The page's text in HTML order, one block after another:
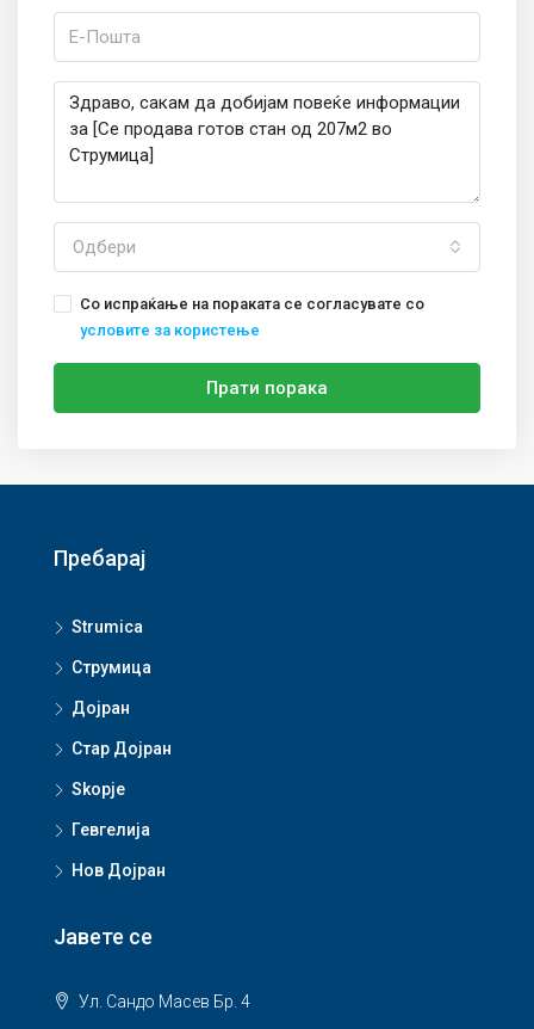
Одбери
Со испраќање на пораката се согласувате со
условите за користење
Прати порака
Пребарај
Strumica
Струмица
Дојран
Стар Дојран
Skopje
Гевгелија
Нов Дојран
Јавете се
Ул. Сандо Масев Бр. 4